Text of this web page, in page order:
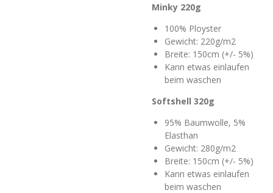
Minky 220g
100% Ployster
Gewicht: 220g/m2
Breite: 150cm (+/- 5%)
Kann etwas einlaufen
beim waschen
Softshell 320g
95% Baumwolle, 5%
Elasthan
Gewicht: 280g/m2
Breite: 150cm (+/- 5%)
Kann etwas einlaufen
beim waschen